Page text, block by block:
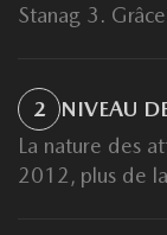
Stanag 3.
2
NIVEAU
La nature des
2012, plus de